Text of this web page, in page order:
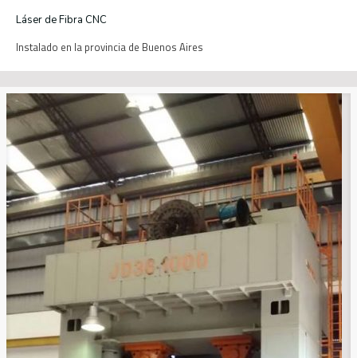
Láser de Fibra CNC
Instalado en la provincia de Buenos Aires